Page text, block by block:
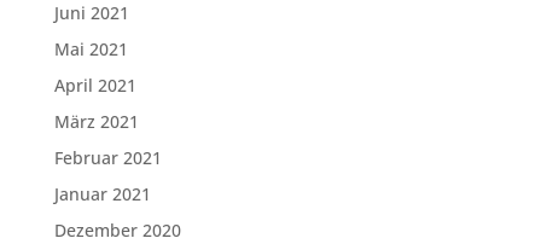
Juni 2021
Mai 2021
April 2021
März 2021
Februar 2021
Januar 2021
Dezember 2020